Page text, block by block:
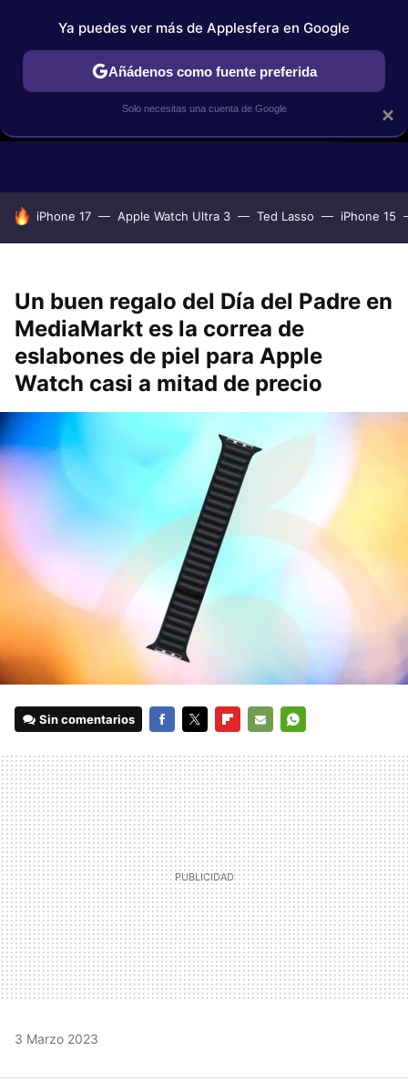
GUÍAS DE COMPRA COMPARATIVAS APPLE VS OTROS
HOY SE HABLA DE
iPhone 17 Apple Watch Ultra 3 Ted Lasso iPhone 15
Un buen regalo del Día del Padre en
MediaMarkt es la correa de
eslabones de piel para Apple
Watch casi a mitad de precio
Sin comentarios
MAIL
3 Marzo 2023
×
Ya puedes ver más de Applesfera en Google
Añádenos como fuente preferida
Solo necesitas una cuenta de Google